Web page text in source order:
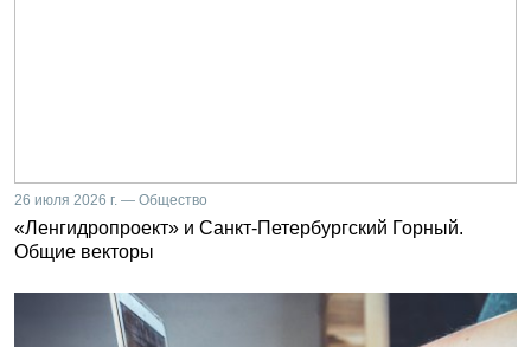
26 июля 2026 г. — Общество
«Ленгидропроект» и Санкт-Петербургский Горный.
Общие векторы